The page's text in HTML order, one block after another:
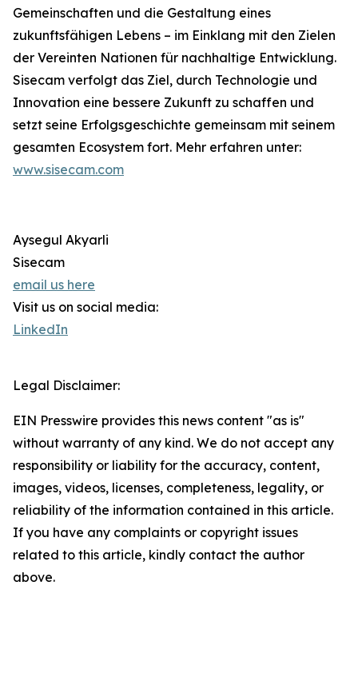
Gemeinschaften und die Gestaltung eines
zukunftsfähigen Lebens – im Einklang mit den Zielen
der Vereinten Nationen für nachhaltige Entwicklung.
Sisecam verfolgt das Ziel, durch Technologie und
Innovation eine bessere Zukunft zu schaffen und
setzt seine Erfolgsgeschichte gemeinsam mit seinem
gesamten Ecosystem fort. Mehr erfahren unter:
www.sisecam.com
Aysegul Akyarli
Sisecam
email us here
Visit us on social media:
LinkedIn
Legal Disclaimer:
EIN Presswire provides this news content "as is"
without warranty of any kind. We do not accept any
responsibility or liability for the accuracy, content,
images, videos, licenses, completeness, legality, or
reliability of the information contained in this article.
If you have any complaints or copyright issues
related to this article, kindly contact the author
above.